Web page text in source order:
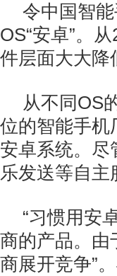
令中国智
OS“安卓”。
件层面大大降
从不同OS
位的智能手机
安卓系统。尽
乐发送等自主
“习惯用安
商的产品。由
商展开竞争”